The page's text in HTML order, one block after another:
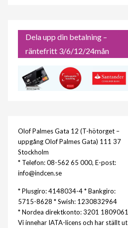
Dela upp din betalning –
räntefritt 3/6/12/24mån
Olof Palmes Gata 12 (T-hötorget –
uppgång Olof Palmes Gata) 111 37
Stockholm
* Telefon: 08-562 65 000, E-post:
info@indcen.se
* Plusgiro: 4148034-4 * Bankgiro:
5715-8628 * Swish: 1230832964
* Nordea direktkonto: 3201 1809061
Vi innehar IATA-licens och har ställt ut